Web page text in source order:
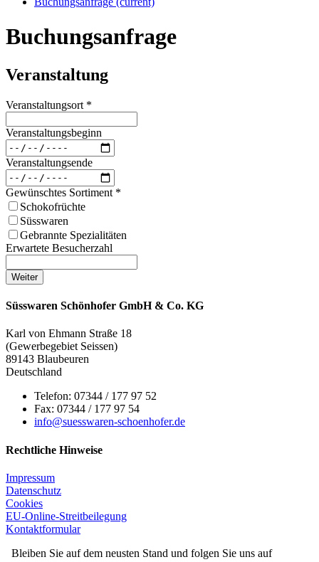
Buchungsanfrage
Veranstaltung
Veranstaltungsort *
Veranstaltungsbeginn
Veranstaltungsende
Gewünschtes Sortiment *
Schokofrüchte
Süsswaren
Gebrannte Spezialitäten
Erwartete Besucherzahl
Weiter
Süsswaren Schönhofer GmbH & Co. KG
Karl von Ehmann Straße 18
(Gewerbegebiet Seissen)
89143 Blaubeuren
Deutschland
Telefon: 07344 / 177 97 52
Fax: 07344 / 177 97 54
info@suesswaren-schoenhofer.de
Rechtliche Hinweise
Impressum
Datenschutz
Cookies
EU-Online-Streitbeilegung
Kontaktformular
Bleiben Sie auf dem neusten Stand und folgen Sie uns auf